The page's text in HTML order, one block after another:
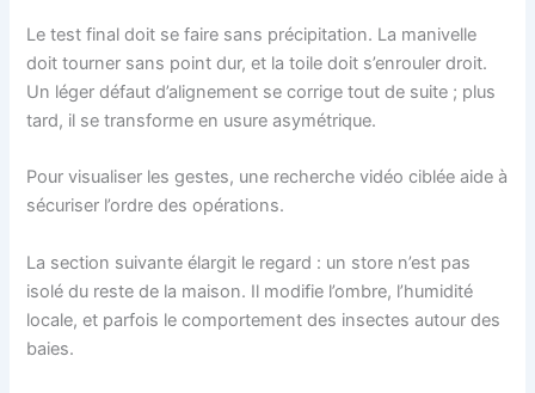
Le test final doit se faire sans précipitation. La manivelle
doit tourner sans point dur, et la toile doit s’enrouler droit.
Un léger défaut d’alignement se corrige tout de suite ; plus
tard, il se transforme en usure asymétrique.
Pour visualiser les gestes, une recherche vidéo ciblée aide à
sécuriser l’ordre des opérations.
La section suivante élargit le regard : un store n’est pas
isolé du reste de la maison. Il modifie l’ombre, l’humidité
locale, et parfois le comportement des insectes autour des
baies.